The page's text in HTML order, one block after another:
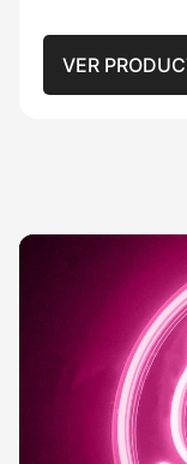
VER